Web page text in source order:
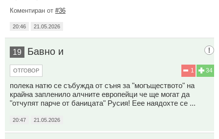
Коментиран от #36
20:46 21.05.2026
19 Бавно и
34
1
ОТГОВОР
полека натю се събужда от съня за "могъществото" на
крайна запленило алчните европейци че ще могат да
"отчупят парче от баницата" Русия! Еее наядохте се ...
20:47 21.05.2026